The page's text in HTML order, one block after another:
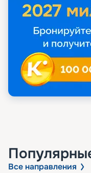
Все направления